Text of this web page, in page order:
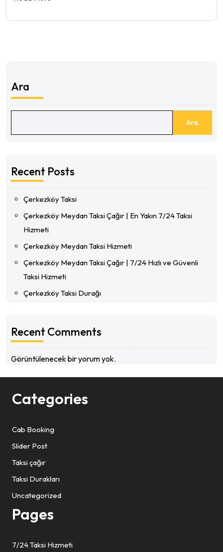
Ara
Ara
Recent Posts
Çerkezköy Taksi
Çerkezköy Meydan Taksi Çağır | En Yakın 7/24 Taksi
Hizmeti
Çerkezköy Meydan Taksi Hizmeti
Çerkezköy Meydan Taksi Çağır | 7/24 Hızlı ve Güvenli
Taksi Hizmeti
Çerkezköy Taksi Durağı
Recent Comments
Görüntülenecek bir yorum yok.
Categories
Cab Booking
Slider Post
Taksi çağır
Taksi Durakları
Uncategorized
Pages
7/24 Taksi Hizmeti